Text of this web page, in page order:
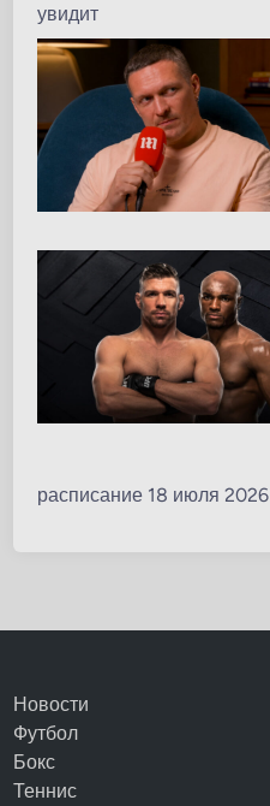
увидит
расписание 18 июля 2026
Новости
Футбол
Бокс
Теннис